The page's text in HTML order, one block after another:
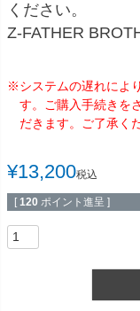
ください。
Z-FATHER
※システムの遅れによ
す。ご購入手続きを
だきます。ご了承く
¥13,200税込
[ 120 ポイント進呈 ]